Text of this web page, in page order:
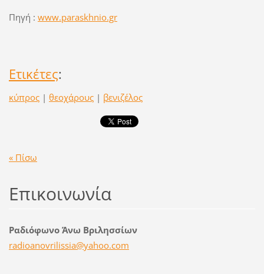
Πηγή : www.paraskhnio.gr
Ετικέτες:
κύπρος | θεοχάρους | βενιζέλος
« Πίσω
Επικοινωνία
Ραδιόφωνο Άνω Βριλησσίων
radioanovrilissia@yahoo.com